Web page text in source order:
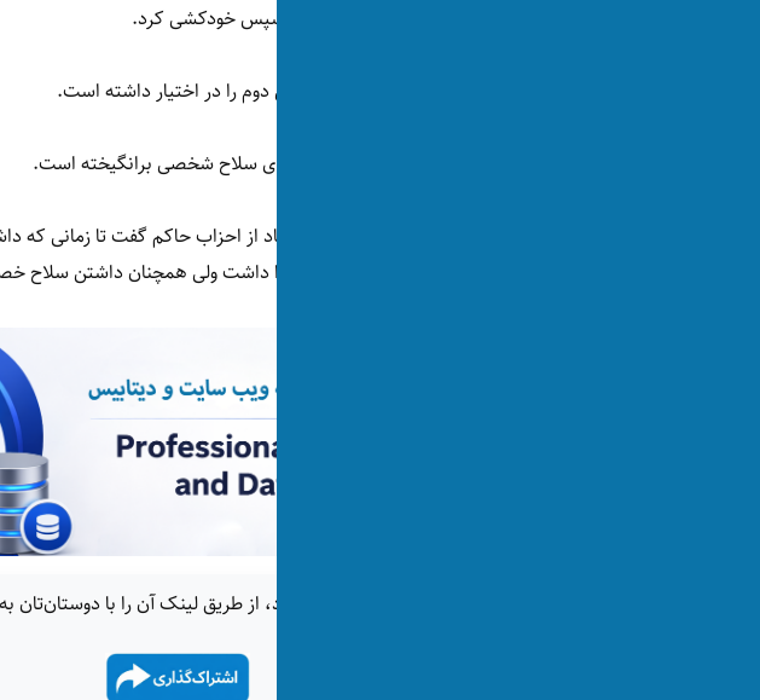
به تیراندازی زده، همسر و دخترش را کشت و سپس خودکشی کرد.
او یک اسلحه‌ی غیرقانونی از دوره‌ی جنگ جهانی دوم را در اختیار داشته است.
این تیراندازی موجی از انتقادها را نسبت به آزادی سلاح شخصی برانگیخته است.
مری دیسوسکی، از سخنگویان حزب سبز با انتقاد از احزاب حاکم گفت تا زمانی
امنیت ندارند. نمی‌توان ادعای حفاظت از زنان را داشت ولی همچنان داشتن سلاح
اگر این خبر برای شما جالب بود، از طریق لینک آن را با دوستان‌تان